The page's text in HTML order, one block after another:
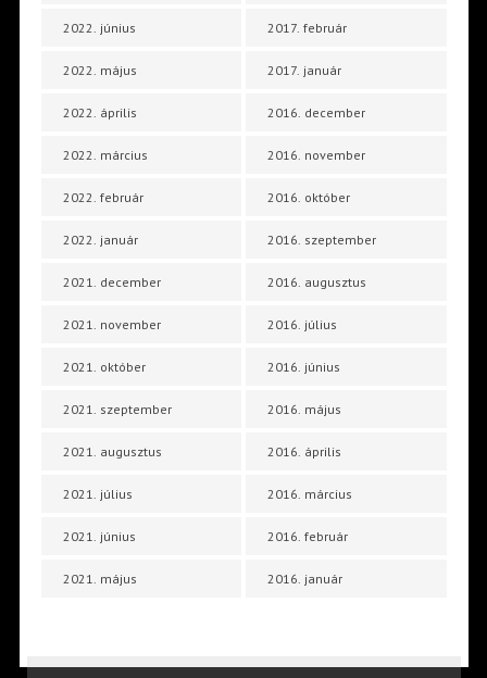
2022. június
2022. május
2022. április
2022. március
2022. február
2022. január
2021. december
2021. november
2021. október
2021. szeptember
2021. augusztus
2021. július
2021. június
2021. május
2017. február
2017. január
2016. december
2016. november
2016. október
2016. szeptember
2016. augusztus
2016. július
2016. június
2016. május
2016. április
2016. március
2016. február
2016. január